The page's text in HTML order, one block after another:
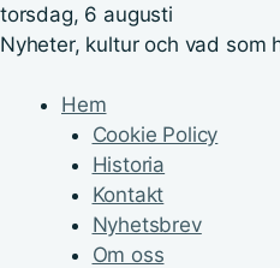
torsdag, 6 augusti
Nyheter, kultur och vad som
Hem
Cookie Policy
Historia
Kontakt
Nyhetsbrev
Om oss